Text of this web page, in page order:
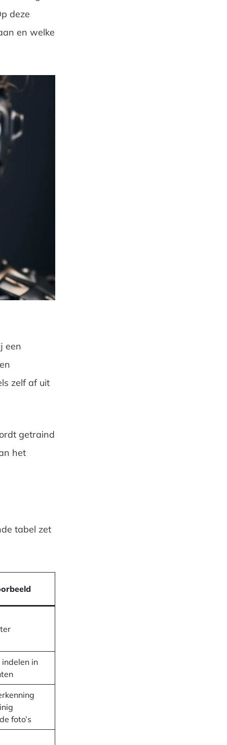
deze
en welke
een
zelf af uit
getraind
het
tabel zet
in
foto’s